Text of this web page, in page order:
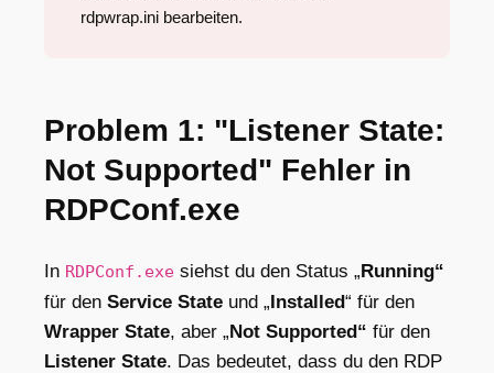
rdpwrap.ini bearbeiten.
Problem 1: "Listener State:
Not Supported" Fehler in
RDPConf.exe
In RDPConf.exe siehst du den Status „Running“
für den Service State und „Installed“ für den
Wrapper State, aber „Not Supported“ für den
Listener State. Das bedeutet, dass du den RDP